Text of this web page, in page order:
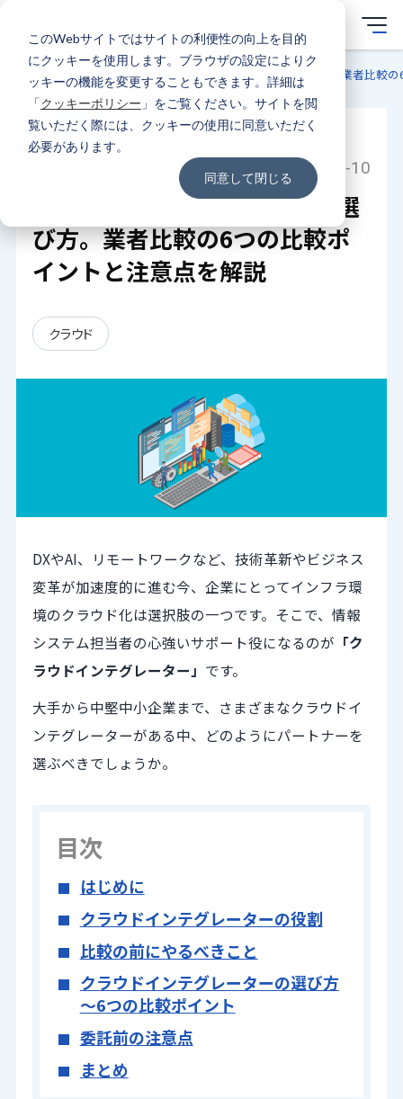
このWebサイトではサイトの利便性の向上を目的
にクッキーを使用します。ブラウザの設定によりク
ッキーの機能を変更することもできます。詳細は
「クッキーポリシー 」をご覧ください。サイトを閲
覧いただく際には、クッキーの使用に同意いただく
必要があります。
同意して閉じる
ブログ コラム クラウドインテグレーターの選び方。業者比較
コラム
2024-01-10
クラウドインテグレーターの選
び方。業者比較の6つの比較ポ
イントと注意点を解説
クラウド
DXやAI、リモートワークなど、技術革新やビジネス
変革が加速度的に進む今、企業にとってインフラ環
境のクラウド化は選択肢の一つです。そこで、情報
システム担当者の心強いサポート役になるのが 「ク
ラウドインテグレーター」 です。
大手から中堅中小企業まで、さまざまなクラウドイ
ンテグレーターがある中、どのようにパートナーを
選ぶべきでしょうか。
目次
はじめに
クラウドインテグレーターの役割
比較の前にやるべきこと
クラウドインテグレーターの選び方
～6つの比較ポイント
委託前の注意点
まとめ